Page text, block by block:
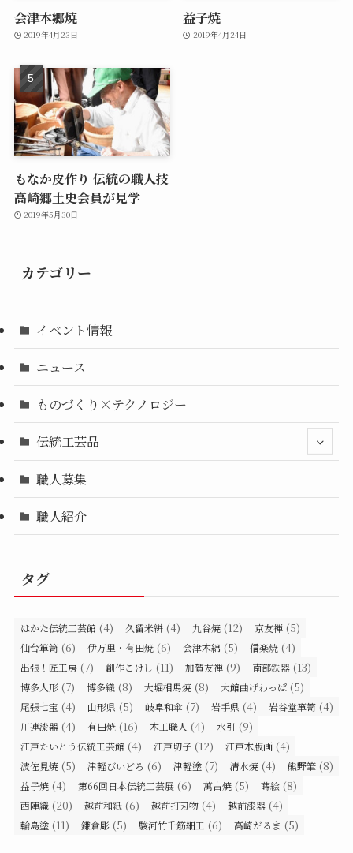
会津本郷焼
2019年4月23日
益子焼
2019年4月24日
もなか皮作り 伝統の職人技
高崎郷土史会員が見学
2019年5月30日
カテゴリー
イベント情報
ニュース
ものづくり×テクノロジー
伝統工芸品
職人募集
職人紹介
タグ
はかた伝統工芸館 (4) 久留米絣 (4) 九谷焼 (12) 京友禅 (5)
仙台箪笥 (6) 伊万里・有田焼 (6) 会津木綿 (5) 信楽焼 (4)
出張！匠工房 (7) 創作こけし (11) 加賀友禅 (9) 南部鉄器 (13)
博多人形 (7) 博多織 (8) 大堀相馬焼 (8) 大館曲げわっぱ (5)
尾張七宝 (4) 山形県 (5) 岐阜和傘 (7) 岩手県 (4) 岩谷堂箪笥 (4)
川連漆器 (4) 有田焼 (16) 木工職人 (4) 水引 (9)
江戸たいとう伝統工芸館 (4) 江戸切子 (12) 江戸木版画 (4)
波佐見焼 (5) 津軽びいどろ (6) 津軽塗 (7) 清水焼 (4) 熊野筆 (8)
益子焼 (4) 第66回日本伝統工芸展 (6) 萬古焼 (5) 蒔絵 (8)
西陣織 (20) 越前和紙 (6) 越前打刃物 (4) 越前漆器 (4)
輪島塗 (11) 鎌倉彫 (5) 駿河竹千筋細工 (6) 高崎だるま (5)